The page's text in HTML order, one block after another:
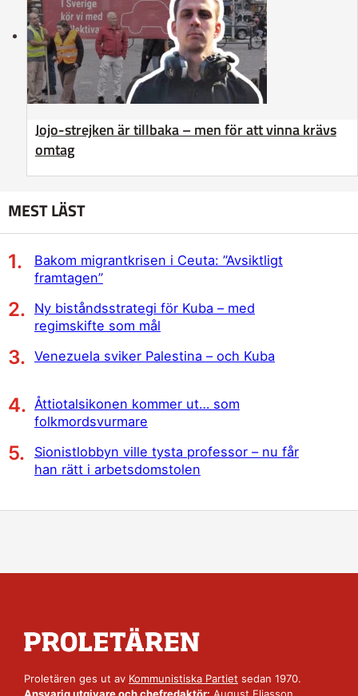
Jojo-strejken är tillbaka – men för att vinna krävs
omtag
MEST LÄST
Bakom migrantkrisen i Ceuta: ”Avsiktligt
framtagen”
Ny biståndsstrategi för Kuba – med
regimskifte som mål
Venezuela sviker Palestina – och Kuba
Åttiotalsikonen kommer ut… som
folkmordsvurmare
Sionistlobbyn ville tysta professor – nu får
han rätt i arbetsdomstolen
Proletären ges ut av Kommunistiska Partiet sedan 1970.